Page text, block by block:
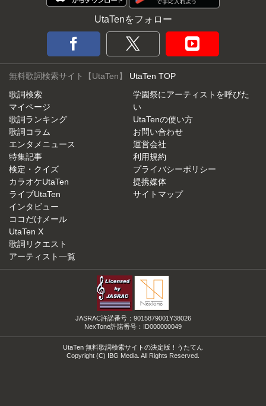
UtaTenをフォロー
無料歌詞検索サイト【UtaTen】 UtaTen TOP
歌詞検索
マイページ
歌詞ランキング
歌詞コラム
エンタメニュース
特集記事
検定・クイズ
カラオケUtaTen
ライブUtaTen
インタビュー
ココだけメール
UtaTen X
歌詞リクエスト
アーティスト一覧
学園祭にアーティストを呼びた
い
UtaTenの使い方
お問い合わせ
運営会社
利用規約
プライバシーポリシー
提携媒体
サイトマップ
JASRAC許諾番号：9015879001Y38026
NexTone許諾番号：ID000000049
UtaTen 無料歌詞検索サイトの決定版！うたてん
Copyright (C) IBG Media. All Rights Reserved.